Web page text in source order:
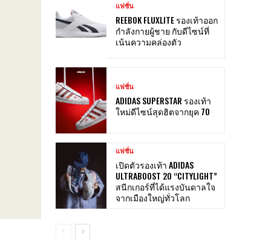
แฟชั่น
REEBOK FLUXLITE รองเท้าออก
กำลังกายผู้ชาย กับดีไซน์ที่
เน้นความคล่องตัว
แฟชั่น
ADIDAS SUPERSTAR รองเท้า
ใหม่ดีไซน์สุดฮิตจากยุค 70
แฟชั่น
เปิดตัวรองเท้า ADIDAS
ULTRABOOST 20 “CITYLIGHT”
สนีกเกอร์ที่ได้แรงบันดาลใจ
จากเมืองใหญ่ทั่วโลก